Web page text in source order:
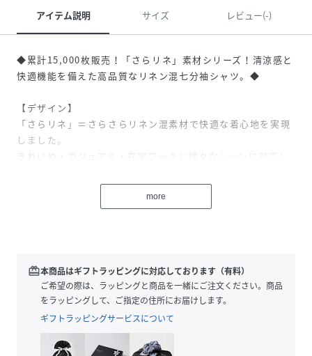
アイテム説明 サイズ レビュー(-)
◆累計15,000枚販売！「さらリネ」素材シリーズ！清涼感と
快適機能を備えた高品質なリネン混七分袖シャツ。◆
【デザイン】
「さらリネ」＝さらさらリネン混素材で快適な着心地を実現
しました。
きれいめ・カジュアル・在宅ワークと様々なシーンに対応し
手首がスッキリ見える七分袖。
シルエットは着用する方を選ばないすっきりとしたレギュラ
着丈もタックアウトして丁度良い長さに設定しているため、
羽織るだけで清潔感のある大人のリラックススタイルになる
初夏～夏にぴったりの一枚です。
シンプルでスッキリとしたデザインのため、幅広いシーンで
活躍する定番アイテムです。
フロントボタンをあけてインナーを見せてカジュアルに、ボ
more
redeem本商品はギフトラッピングに対応しております（有料）
ご希望の際は、ラッピングと商品を一緒にご注文ください。商品
をラッピングして、ご指定の住所にお届けします。
ギフトラッピングサービスについて